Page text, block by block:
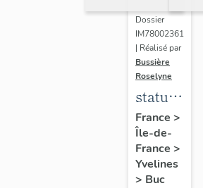
Dossier
IM78002361
| Réalisé par
Bussière
Roselyne
statue :
Vierge
à
l'Enfant
(n°2)
France >
Île-de-
France >
Yvelines
> Buc